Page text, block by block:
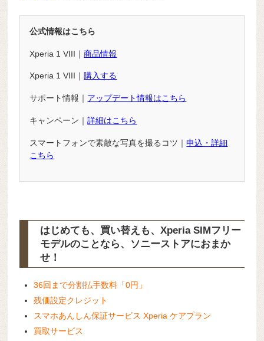
公式情報はこちら
Xperia 1 VIII｜商品情報
Xperia 1 VIII｜購入する
サポート情報｜ アップデート情報はこちら
キャンペーン｜詳細はこちら
スマートフォンで素敵な写真を撮るコツ｜申込・詳細
こちら
はじめても、買い替えも、Xperia SIMフリー
モデルのことなら、ソニーストアにおまか
せ！
36回まで分割払手数料「0円」
残価設定クレジット
スマホあんしん保証サービス Xperia ケアプラン
買取サービス